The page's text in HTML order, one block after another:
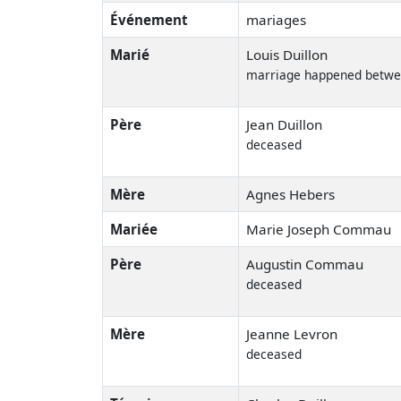
Événement
mariages
Marié
Louis Duillon
marriage happened
Père Jean Duillon
deceased
Mère
Agnes Hebers
Mariée
Marie Joseph Commau
Père
Augustin Commau
deceased
Mère Jeanne Levron
deceased